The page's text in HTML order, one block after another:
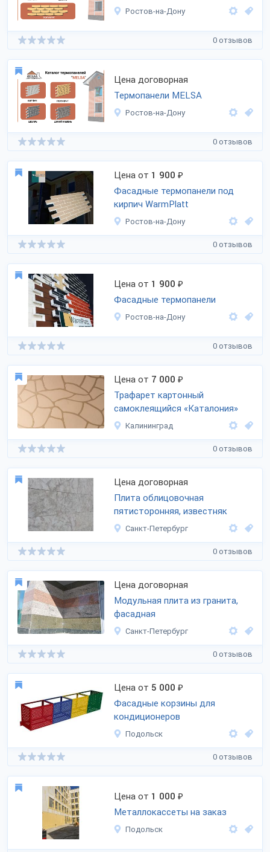
Ростов-на-Дону
0 отзывов
Цена договорная
Термопанели MELSA
Ростов-на-Дону
0 отзывов
Цена от 1 900 ₽
Фасадные термопанели под
кирпич WarmPlatt
Ростов-на-Дону
0 отзывов
Цена от 1 900 ₽
Фасадные термопанели
Ростов-на-Дону
0 отзывов
Цена от 7 000 ₽
Трафарет картонный
самоклеящийся «Каталония»
Калининград
0 отзывов
Цена договорная
Плита облицовочная
пятисторонняя, известняк
Санкт-Петербург
0 отзывов
Цена договорная
Модульная плита из гранита,
фасадная
Санкт-Петербург
0 отзывов
Цена от 5 000 ₽
Фасадные корзины для
кондиционеров
Подольск
0 отзывов
Цена от 1 000 ₽
Металлокассеты на заказ
Подольск